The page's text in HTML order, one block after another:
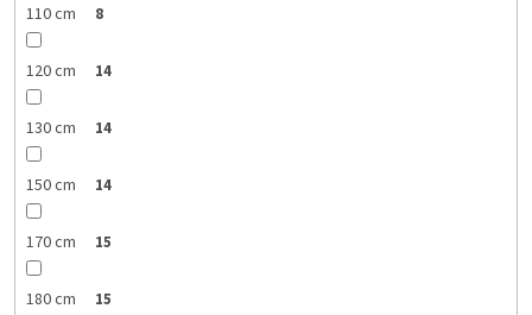
110 cm 8
120 cm 14
130 cm 14
150 cm 14
170 cm 15
180 cm 15